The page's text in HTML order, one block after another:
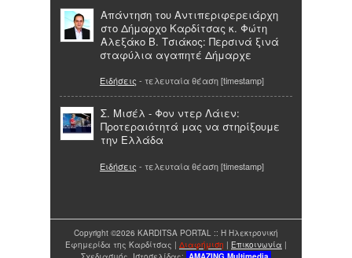
Απάντηση του Αντιπεριφερειάρχη
στο Δήμαρχο Καρδίτσας κ. Φώτη
Αλεξάκο Β. Τσιάκος: Περσινά ξινά
σταφύλια αγαπητέ Δήμαρχε
Ειδήσεις - τελευταία θέαση [timestamp]
Σ. Μισέλ - Φον ντερ Λάιεν:
Προτεραιότητά μας να στηρίξουμε
την Ελλάδα
Ειδήσεις - τελευταία θέαση [timestamp]
Copyright ©2026 KARDITSA PORTAL :: Η Ηλεκτρονική
Εφημερίδα της Καρδίτσας | Διαφήμιση | Επικοινωνία |